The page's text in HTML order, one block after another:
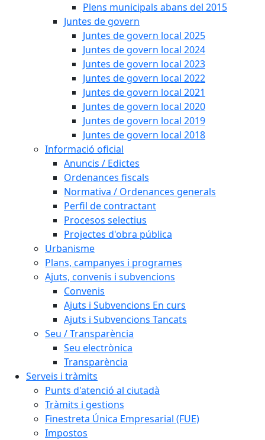
Plens municipals abans del 2015
Juntes de govern
Juntes de govern local 2025
Juntes de govern local 2024
Juntes de govern local 2023
Juntes de govern local 2022
Juntes de govern local 2021
Juntes de govern local 2020
Juntes de govern local 2019
Juntes de govern local 2018
Informació oficial
Anuncis / Edictes
Ordenances fiscals
Normativa / Ordenances generals
Perfil de contractant
Procesos selectius
Projectes d'obra pública
Urbanisme
Plans, campanyes i programes
Ajuts, convenis i subvencions
Convenis
Ajuts i Subvencions En curs
Ajuts i Subvencions Tancats
Seu / Transparència
Seu electrònica
Transparència
Serveis i tràmits
Punts d'atenció al ciutadà
Tràmits i gestions
Finestreta Única Empresarial (FUE)
Impostos